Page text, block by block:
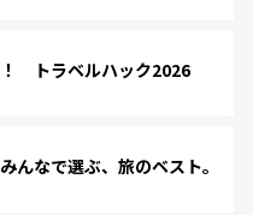
トラベルハック2026
なで選ぶ、旅のベスト。